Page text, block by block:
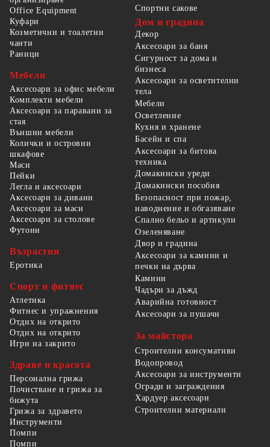
Office Equipment
Спортни сакове
Куфари
Козметични и тоалетни
чанти
Раници
Мебели
Аксесоари за офис мебели
Комплекти мебели
Аксесоари за паравани за
стая
Външни мебели
Колички и островни
шкафове
Маси
Пейки
Легла и аксесоари
Аксесоари за дивани
Аксесоари за маси
Аксесоари за столове
Футони
Възрастни
Еротика
Спорт и фитнес
Атлетика
Фитнес и упражнения
Отдих на открито
Отдих на открито
Игри на закрито
Здраве и красота
Персонална грижа
Почистване и грижа за
бижута
Грижа за здравето
Дом и градина
Декор
Аксесоари за баня
Сигурност за дома и
бизнеса
Аксесоари за осветителни
тела
Мебели
Осветление
Кухня и хранене
Басейн и спа
Аксесоари за битова
техника
Домакински уреди
Домакински пособия
Безопасност при пожар,
наводнение и обгазяване
Спално бельо и артикули
Озеленяване
Двор и градина
Аксесоари за камини и
печки на дърва
Камини
Чадъри за дъжд
Аварийна готовност
Аксесоари за пушачи
За майстора
Строителни консумативи
Водопровод
Аксесоари за инструменти
Огради и заграждения
Хардуер аксесоари
Строителни материали
Инструменти
Помпи
Помпи